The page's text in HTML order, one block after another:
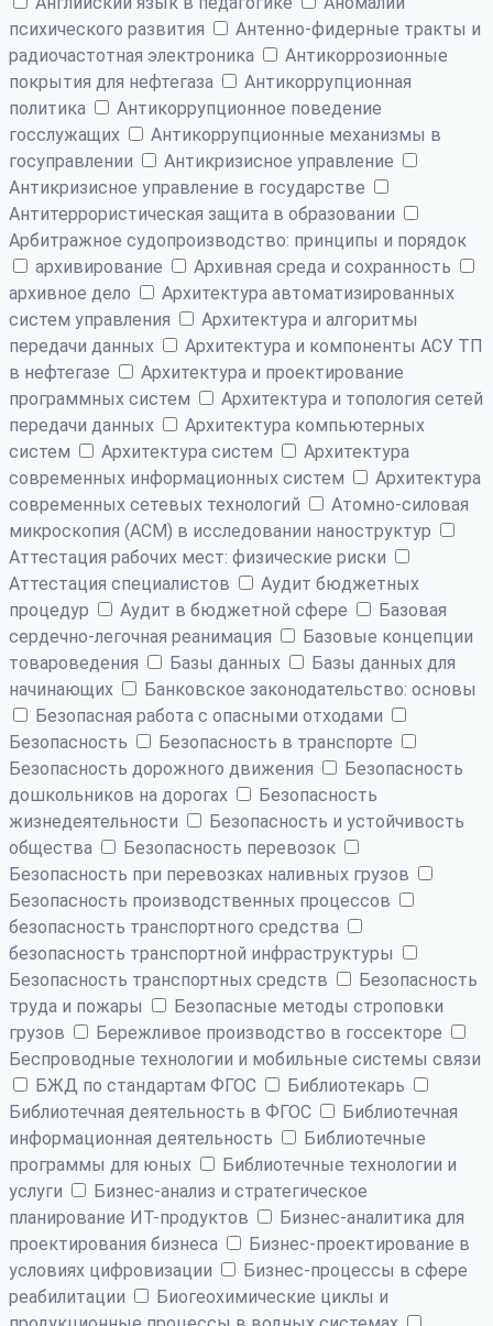
психического развития
Антенно-фидерные тракты и
радиочастотная электроника
Антикоррозионные
покрытия для нефтегаза
Антикоррупционная
политика
Антикоррупционное поведение
госслужащих
Антикоррупционные механизмы в
госуправлении
Антикризисное управление
Антикризисное управление в государстве
Антитеррористическая защита в образовании
Арбитражное судопроизводство: принципы и порядок
архивирование
Архивная среда и сохранность
архивное дело
Архитектура автоматизированных
систем управления
Архитектура и алгоритмы
передачи данных
Архитектура и компоненты АСУ ТП
в нефтегазе
Архитектура и проектирование
программных систем
Архитектура и топология сетей
передачи данных
Архитектура компьютерных
систем
Архитектура систем
Архитектура
современных информационных систем
Архитектура
современных сетевых технологий
Атомно-силовая
микроскопия (АСМ) в исследовании наноструктур
Аттестация рабочих мест: физические риски
Аттестация специалистов
Аудит бюджетных
процедур
Аудит в бюджетной сфере
Базовая
сердечно-легочная реанимация
Базовые концепции
товароведения
Базы данных
Базы данных для
начинающих
Банковское законодательство: основы
Безопасная работа с опасными отходами
Безопасность
Безопасность в транспорте
Безопасность дорожного движения
Безопасность
дошкольников на дорогах
Безопасность
жизнедеятельности
Безопасность и устойчивость
общества
Безопасность перевозок
Безопасность при перевозках наливных грузов
Безопасность производственных процессов
безопасность транспортного средства
безопасность транспортной инфраструктуры
Безопасность транспортных средств
Безопасность
труда и пожары
Безопасные методы строповки
грузов
Бережливое производство в госсекторе
Беспроводные технологии и мобильные системы связи
БЖД по стандартам ФГОС
Библиотекарь
Библиотечная деятельность в ФГОС
Библиотечная
информационная деятельность
Библиотечные
программы для юных
Библиотечные технологии и
услуги
Бизнес-анализ и стратегическое
планирование ИТ-продуктов
Бизнес-аналитика для
проектирования бизнеса
Бизнес-проектирование в
условиях цифровизации
Бизнес-процессы в сфере
реабилитации
Биогеохимические циклы и